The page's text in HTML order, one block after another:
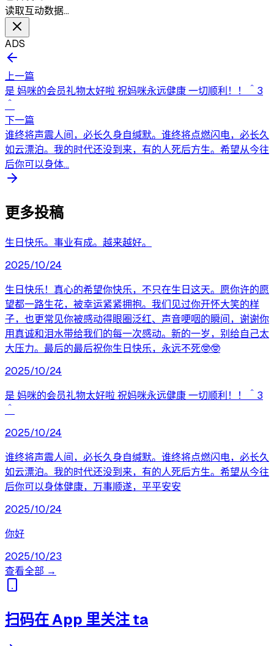
读取互动数据…
ADS
上一篇
是 妈咪的会员礼物太好啦 祝妈咪永远健康 一切顺利！！＾3
下一篇
谁终将声震人间，必长久身自缄默。谁终将点燃闪电，必长久
如云漂泊。我的时代还没到来，有的人死后方生。希望从今往
后你可以身体...
更多投稿
生日快乐。事业有成。越来越好。
2025/10/24
生日快乐！真心的希望你快乐，不只在生日这天。愿你许的愿
望都一路生花，被幸运紧紧拥抱。我们见过你开怀大笑的样
子，也更常见你被感动得眼圈泛红、声音哽咽的瞬间，谢谢你
用真诚和泪水带给我们的每一次感动。新的一岁，别给自己太
大压力。最后的最后祝你生日快乐，永远不死🤓🤓
2025/10/24
是 妈咪的会员礼物太好啦 祝妈咪永远健康 一切顺利！！＾3
2025/10/24
谁终将声震人间，必长久身自缄默。谁终将点燃闪电，必长久
如云漂泊。我的时代还没到来，有的人死后方生。希望从今往
后你可以身体健康，万事顺遂，平平安安
2025/10/24
你好
2025/10/23
查看全部 →
扫码在 App 里关注 ta